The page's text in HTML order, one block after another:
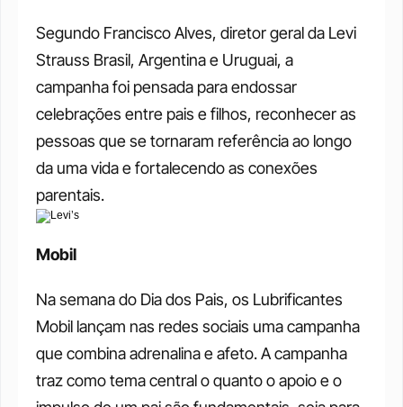
Segundo Francisco Alves, diretor geral da Levi
Strauss Brasil, Argentina e Uruguai, a
campanha foi pensada para endossar
celebrações entre pais e filhos, reconhecer as
pessoas que se tornaram referência ao longo
da uma vida e fortalecendo as conexões
parentais.
Mobil
Na semana do Dia dos Pais, os Lubrificantes
Mobil lançam nas redes sociais uma campanha
que combina adrenalina e afeto. A campanha
traz como tema central o quanto o apoio e o